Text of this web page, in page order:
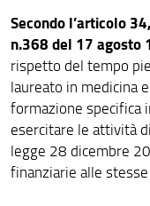
Secondo l’articolo
n.368 del 17 agosto
rispetto del tempo
laureato in medicina
formazione specifica
esercitare le attività
legge 28 dicembre
finanziarie alle
Contatti
Contratti con
Missioni -